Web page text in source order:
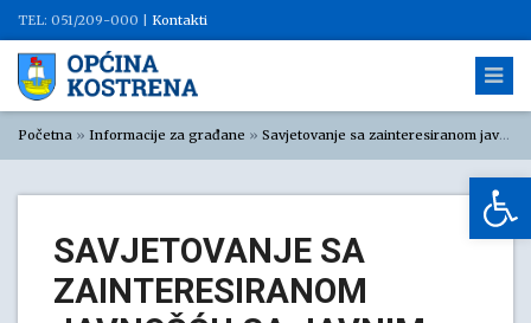
TEL: 051/209-000 | Kontakti
Početna » Informacije za građane » Savjetovanje sa zainteresiranom javnošću
SAVJETOVANJE SA
ZAINTERESIRANOM